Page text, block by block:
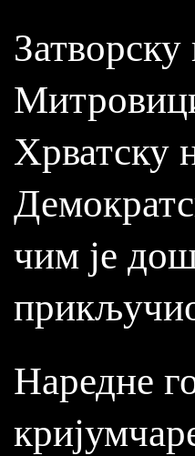
Хрватску
чим је
Наредне